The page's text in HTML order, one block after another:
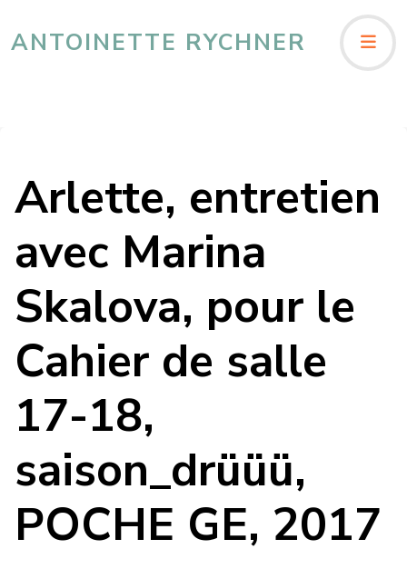
ANTOINETTE RYCHNER
Arlette, entretien
avec Marina
Skalova, pour le
Cahier de salle
17-18,
saison_drüüü,
POCHE GE, 2017